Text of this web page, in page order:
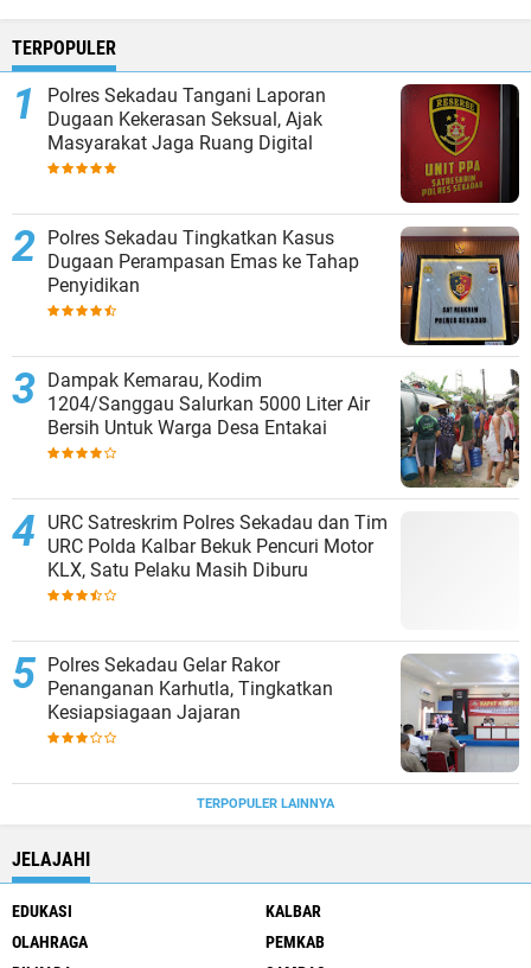
TERPOPULER
Polres Sekadau Tangani Laporan
Dugaan Kekerasan Seksual, Ajak
Masyarakat Jaga Ruang Digital
Polres Sekadau Tingkatkan Kasus
Dugaan Perampasan Emas ke Tahap
Penyidikan
Dampak Kemarau, Kodim
1204/Sanggau Salurkan 5000 Liter Air
Bersih Untuk Warga Desa Entakai
URC Satreskrim Polres Sekadau dan Tim
URC Polda Kalbar Bekuk Pencuri Motor
KLX, Satu Pelaku Masih Diburu
Polres Sekadau Gelar Rakor
Penanganan Karhutla, Tingkatkan
Kesiapsiagaan Jajaran
TERPOPULER LAINNYA
JELAJAHI
EDUKASI
KALBAR
OLAHRAGA
PEMKAB